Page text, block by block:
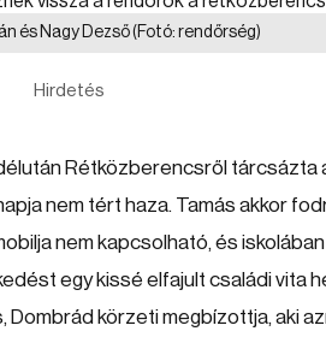
és Nagy Dezső(Fotó: rendőrség)
Hirdetés
Rétközberencsről
nem tért haza. Tamás akkor
nem kapcsolható, és
egy kissé elfajult családi vita
Dombrád körzeti megbízottja, aki